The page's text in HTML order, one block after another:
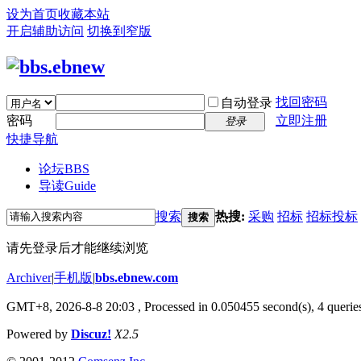
设为首页收藏本站
开启辅助访问 切换到窄版
自动登录 找回密码
密码
登录
立即注册
快捷导航
论坛BBS
导读Guide
搜索 搜索 热搜: 采购 招标 招标投标
请先登录后才能继续浏览
Archiver|手机版|bbs.ebnew.com
GMT+8, 2026-8-8 20:03 , Processed in 0.050455 second(s), 4
Powered by Discuz! X2.5